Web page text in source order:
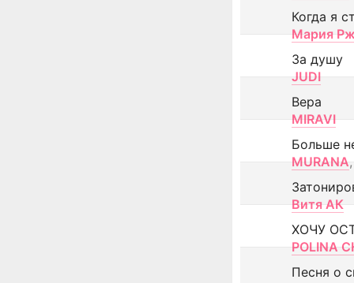
Когда я
Мария
За душу
JUDI
Вера
MIRAVI
Больше
MURANA,
Витя АК
ХОЧУ
POLINA
Песня о